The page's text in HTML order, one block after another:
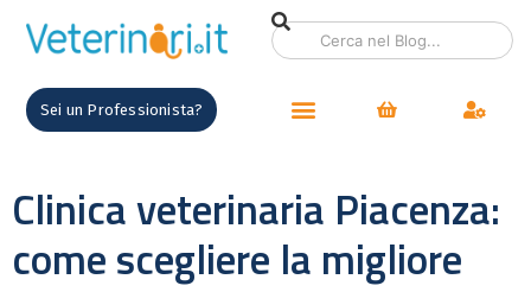
Sei un Professionista?
Clinica veterinaria Piacenza:
come scegliere la migliore